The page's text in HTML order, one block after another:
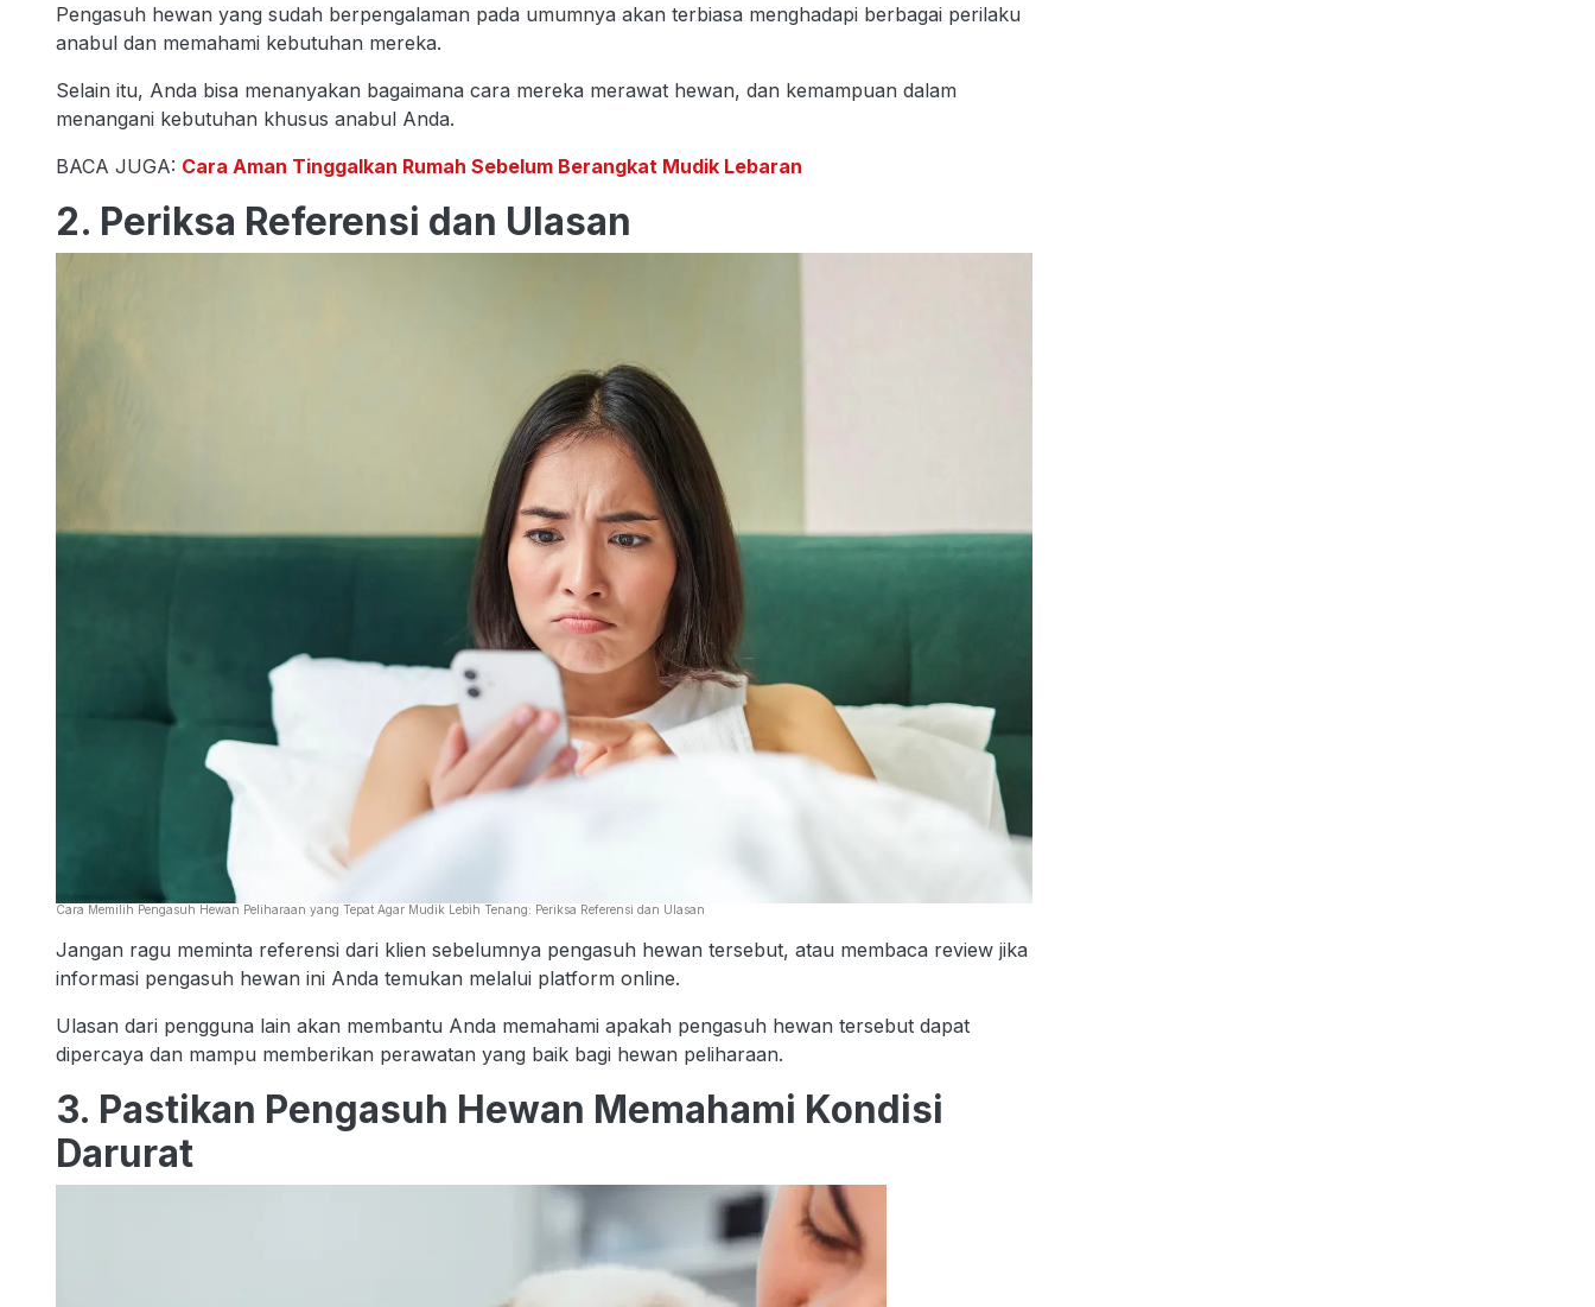
Pengasuh hewan yang sudah berpengalaman pada umumnya akan terbiasa menghadapi berbagai perilaku
anabul dan memahami kebutuhan mereka.
Selain itu, Anda bisa menanyakan bagaimana cara mereka merawat hewan, dan kemampuan dalam
menangani kebutuhan khusus anabul Anda.
BACA JUGA: Cara Aman Tinggalkan Rumah Sebelum Berangkat Mudik Lebaran
2. Periksa Referensi dan Ulasan
Cara Memilih Pengasuh Hewan Peliharaan yang Tepat Agar Mudik Lebih Tenang: Periksa Referensi dan Ulasan
Jangan ragu meminta referensi dari klien sebelumnya pengasuh hewan tersebut, atau membaca review jika
informasi pengasuh hewan ini Anda temukan melalui platform online.
Ulasan dari pengguna lain akan membantu Anda memahami apakah pengasuh hewan tersebut dapat
dipercaya dan mampu memberikan perawatan yang baik bagi hewan peliharaan.
3. Pastikan Pengasuh Hewan Memahami Kondisi
Darurat